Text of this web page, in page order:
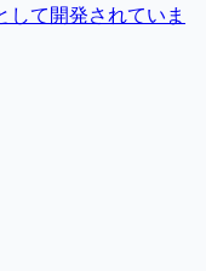
て開発されていま